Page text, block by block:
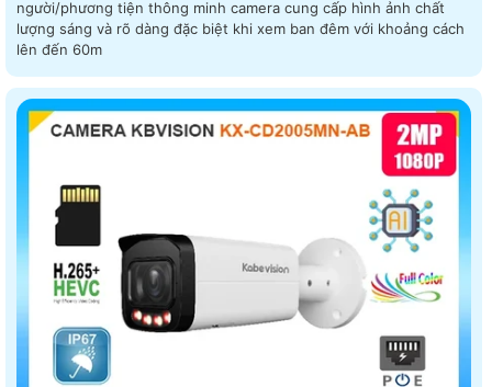
người/phương tiện thông minh camera cung cấp hình ảnh chất
lượng sáng và rõ dàng đặc biệt khi xem ban đêm với khoảng cách
lên đến 60m